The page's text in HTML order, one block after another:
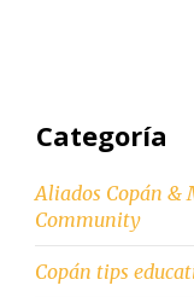
Categoría
Aliados Copán &
Community
Copán tips